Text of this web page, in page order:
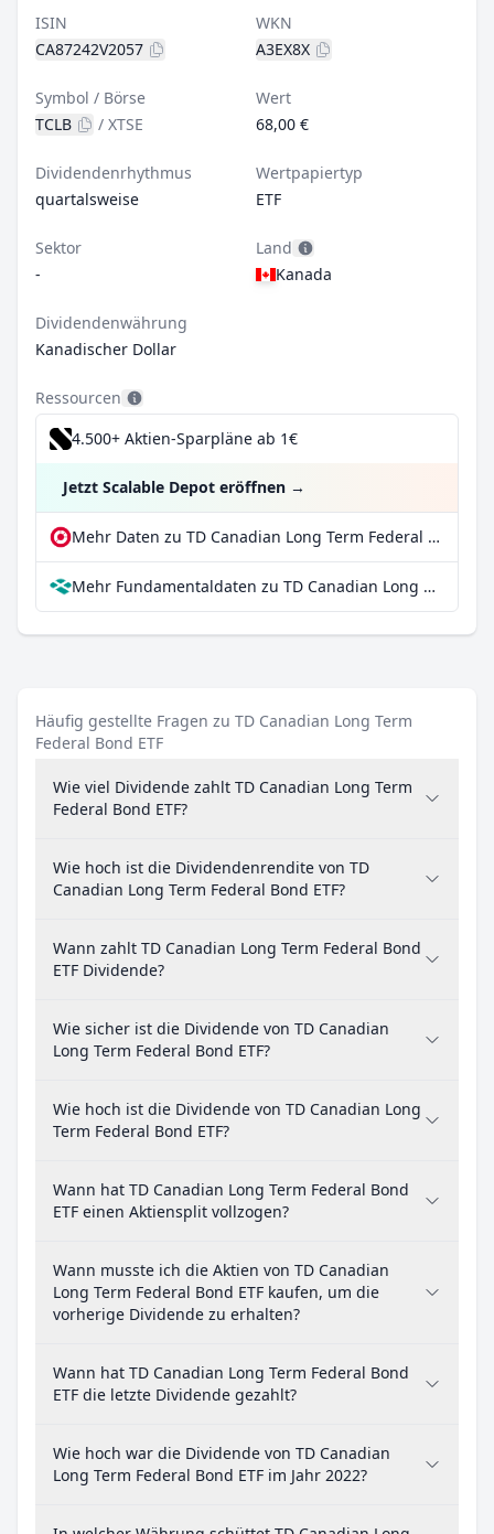
ISIN
CA87242V2057
WKN
A3EX8X
Symbol / Börse
TCLB
/ XTSE
Wert
68,00 €
Dividendenrhythmus
quartalsweise
Wertpapiertyp
ETF
Sektor
-
Land
Kanada
Dividendenwährung
Kanadischer Dollar
Ressourcen
4.500+ Aktien-Sparpläne ab 1€
Jetzt Scalable Depot eröffnen →
Mehr Daten zu TD Canadian Long Term Federal Bond ETF bei extraETF
Mehr Fundamentaldaten zu TD Canadian Long Term Federal Bond ETF bei Parqet
Häufig gestellte Fragen zu TD Canadian Long Term
Federal Bond ETF
Wie viel Dividende zahlt TD Canadian Long Term
Federal Bond ETF?
Wie hoch ist die Dividendenrendite von TD
Canadian Long Term Federal Bond ETF?
Wann zahlt TD Canadian Long Term Federal Bond
ETF Dividende?
Wie sicher ist die Dividende von TD Canadian
Long Term Federal Bond ETF?
Wie hoch ist die Dividende von TD Canadian Long
Term Federal Bond ETF?
Wann hat TD Canadian Long Term Federal Bond
ETF einen Aktiensplit vollzogen?
Wann musste ich die Aktien von TD Canadian
Long Term Federal Bond ETF kaufen, um die
vorherige Dividende zu erhalten?
Wann hat TD Canadian Long Term Federal Bond
ETF die letzte Dividende gezahlt?
Wie hoch war die Dividende von TD Canadian
Long Term Federal Bond ETF im Jahr 2022?